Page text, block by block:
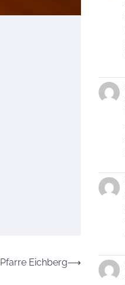
Pfarre Eichberg⟶